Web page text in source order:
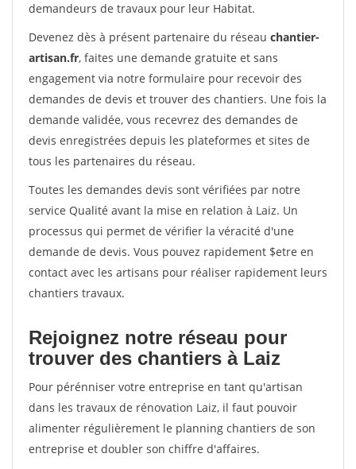
demandeurs de travaux pour leur Habitat.
Devenez dès à présent partenaire du réseau chantier-
artisan.fr, faites une demande gratuite et sans
engagement via notre formulaire pour recevoir des
demandes de devis et trouver des chantiers. Une fois la
demande validée, vous recevrez des demandes de
devis enregistrées depuis les plateformes et sites de
tous les partenaires du réseau.
Toutes les demandes devis sont vérifiées par notre
service Qualité avant la mise en relation à Laiz. Un
processus qui permet de vérifier la véracité d'une
demande de devis. Vous pouvez rapidement $etre en
contact avec les artisans pour réaliser rapidement leurs
chantiers travaux.
Rejoignez notre réseau pour
trouver des chantiers à Laiz
Pour pérénniser votre entreprise en tant qu'artisan
dans les travaux de rénovation Laiz, il faut pouvoir
alimenter régulièrement le planning chantiers de son
entreprise et doubler son chiffre d'affaires.